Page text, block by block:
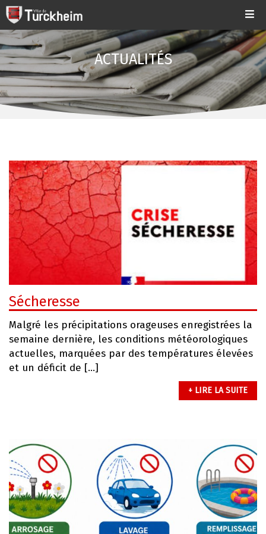
ACTUALITÉS
Sécheresse
Malgré les précipitations orageuses enregistrées la
semaine dernière, les conditions météorologiques
actuelles, marquées par des températures élevées
et un déficit de […]
+ LIRE LA SUITE